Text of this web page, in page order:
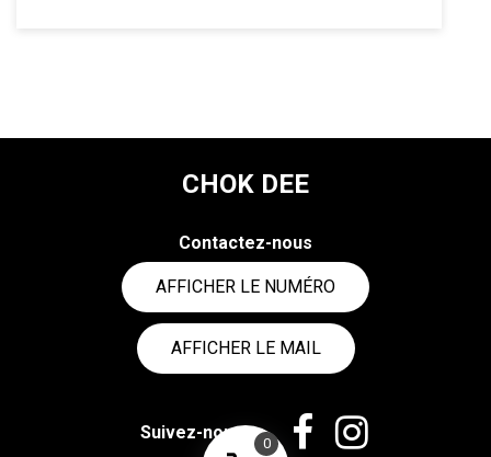
0
CHOK DEE
Contactez-nous
AFFICHER LE NUMÉRO
AFFICHER LE MAIL
Suivez-nous